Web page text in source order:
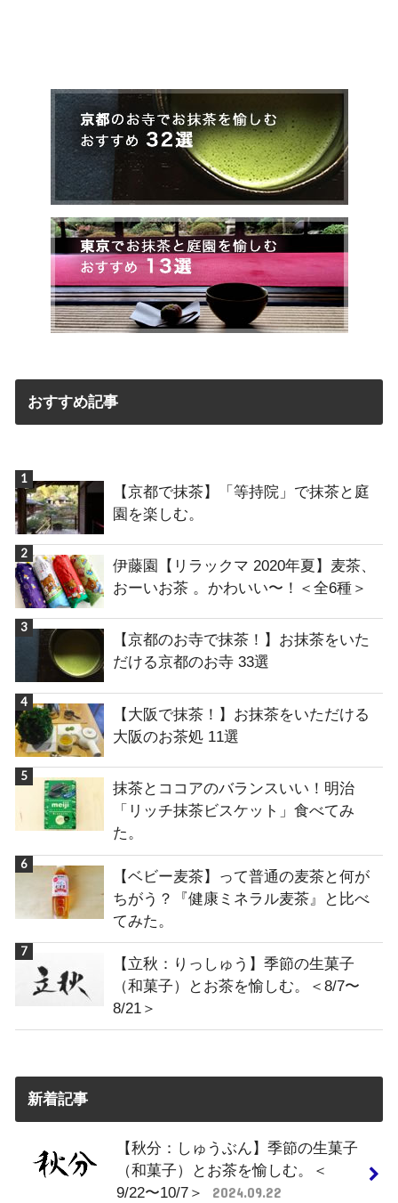
おすすめ記事
【京都で抹茶】「等持院」で抹茶と庭
園を楽しむ。
伊藤園【リラックマ 2020年夏】麦茶、
おーいお茶 。かわいい〜！＜全6種＞
【京都のお寺で抹茶！】お抹茶をいた
だける京都のお寺 33選
【大阪で抹茶！】お抹茶をいただける
大阪のお茶処 11選
抹茶とココアのバランスいい！明治
「リッチ抹茶ビスケット」食べてみ
た。
【ベビー麦茶】って普通の麦茶と何が
ちがう？『健康ミネラル麦茶』と比べ
てみた。
【立秋：りっしゅう】季節の生菓子
（和菓子）とお茶を愉しむ。＜8/7〜
8/21＞
新着記事
【秋分：しゅうぶん】季節の生菓子
（和菓子）とお茶を愉しむ。＜
9/22〜10/7＞
2024.09.22